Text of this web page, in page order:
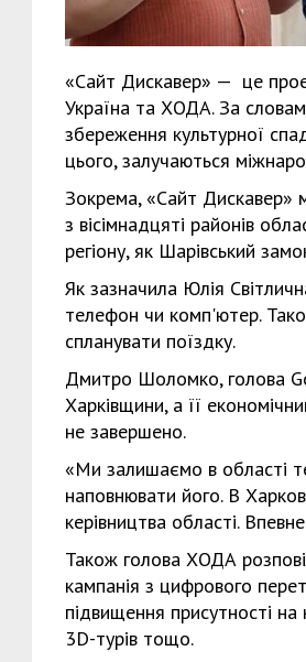
«Сайт Дискавер» — це
Україна та ХОДА. За
збереження культурної
цього, залучаються
Зокрема, «Сайт Дискавер»
з вісімнадцяті районів
регіону, як Шарівський
Як зазначила Юлія
телефон чи комп'ютер.
спланувати поїздку.
Дмитро Шоломко, голова
Харківщини, а її
не завершено.
«Ми залишаємо в області
наповнювати його. В
керівництва області.
Також голова ХОДА
кампанія з цифрового
підвищення присутності
3D-турів тощо.